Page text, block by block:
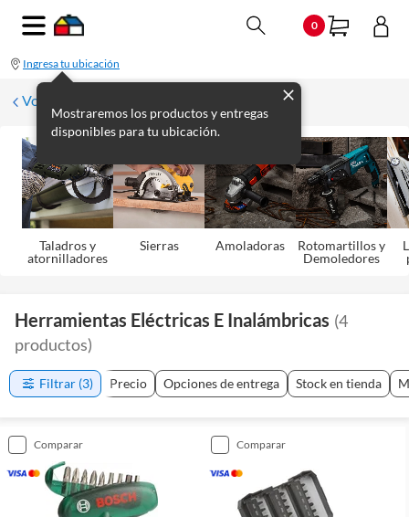
0
Ingresa tu ubicación
Mostraremos los productos y entregas
disponibles para tu ubicación.
Volver
Taladros y
atornilladores
Sierras Amoladoras
Rotomartillos y
Demoledores
Herramientas Eléctricas E Inalámbricas (4
productos)
Filtrar (3) Precio Opciones de entrega Stock en tienda
comparar comparar